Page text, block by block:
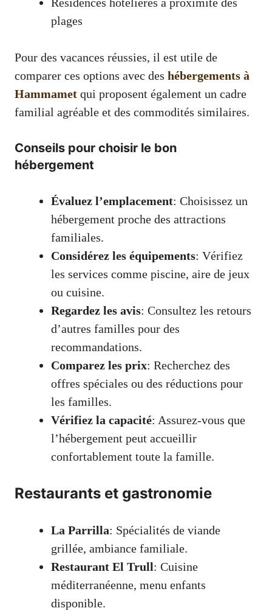
plages
Pour des vacances réussies, il est utile de
comparer ces options avec des hébergements à
Hammamet qui proposent également un cadre
familial agréable et des commodités similaires.
Conseils pour choisir le bon
hébergement
Évaluez l’emplacement: Choisissez un
hébergement proche des attractions
familiales.
Considérez les équipements: Vérifiez
les services comme piscine, aire de jeux
ou cuisine.
Regardez les avis: Consultez les retours
d’autres familles pour des
recommandations.
Comparez les prix: Recherchez des
offres spéciales ou des réductions pour
les familles.
Vérifiez la capacité: Assurez-vous que
l’hébergement peut accueillir
confortablement toute la famille.
Restaurants et gastronomie
La Parrilla: Spécialités de viande
grillée, ambiance familiale.
Restaurant El Trull: Cuisine
méditerranéenne, menu enfants
disponible.